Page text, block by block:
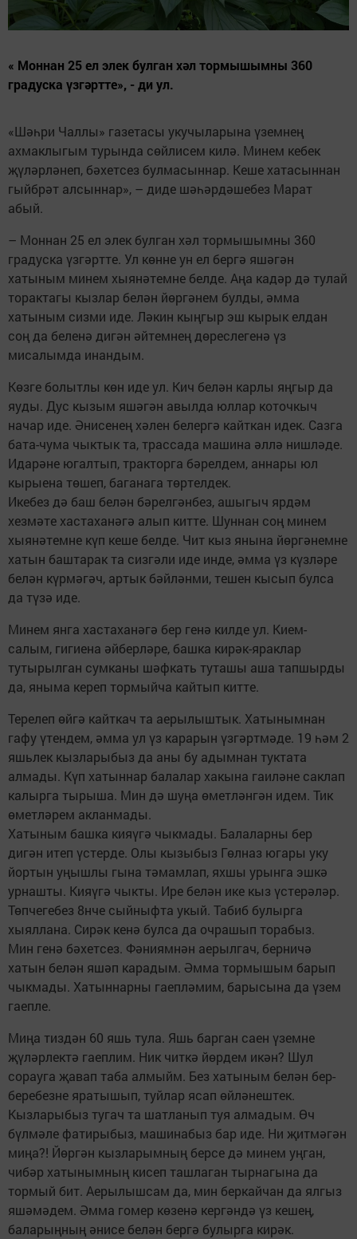
« Моннан 25 ел элек булган хәл тормышымны 360
градуска үзгәртте», - ди ул.
«Шәһри Чаллы» газетасы укучыларына үземнең
ахмаклыгым турында сөйлисем килә. Минем кебек
җүләрләнеп, бәхетсез булмасыннар. Кеше хатасыннан
гыйбрәт алсыннар», – диде шәһәрдәшебез Марат
абый.
– Моннан 25 ел элек булган хәл тормышымны 360
градуска үзгәртте. Ул көнне ун ел бергә яшәгән
хатыным минем хыянәтемне белде. Аңа кадәр дә тулай
торактагы кызлар белән йөргәнем булды, әмма
хатыным сизми иде. Ләкин кыңгыр эш кырык елдан
соң да беленә дигән әйтемнең дөреслегенә үз
мисалымда инандым.
Көзге болытлы көн иде ул. Кич белән карлы яңгыр да
яуды. Дус кызым яшәгән авылда юллар коточкыч
начар иде. Әнисенең хәлен белергә кайткан идек. Сазга
бата-чума чыктык та, трассада машина әллә нишләде.
Идарәне югалтып, тракторга бәрелдем, аннары юл
кырыена төшеп, баганага төртелдек.
Икебез дә баш белән бәрелгәнбез, ашыгыч ярдәм
хезмәте хастаханәгә алып китте. Шуннан соң минем
хыянәтемне күп кеше белде. Чит кыз янына йөргәнемне
хатын баштарак та сизгәли иде инде, әмма үз күзләре
белән күрмәгәч, артык бәйләнми, тешен кысып булса
да түзә иде.
Минем янга хастаханәгә бер генә килде ул. Кием-
салым, гигиена әйберләре, башка кирәк-яраклар
тутырылган сумканы шәфкать туташы аша тапшырды
да, яныма кереп тормыйча кайтып китте.
Терелеп өйгә кайткач та аерылыштык. Хатынымнан
гафу үтендем, әмма ул үз карарын үзгәртмәде. 19 һәм 2
яшьлек кызларыбыз да аны бу адымнан туктата
алмады. Күп хатыннар балалар хакына гаиләне саклап
калырга тырыша. Мин дә шуңа өметләнгән идем. Тик
өметләрем акланмады.
Хатыным башка кияүгә чыкмады. Балаларны бер
дигән итеп үстерде. Олы кызыбыз Гөлназ югары уку
йортын уңышлы гына тәмамлап, яхшы урынга эшкә
урнашты. Кияүгә чыкты. Ире белән ике кыз үстерәләр.
Төпчегебез 8нче сыйныфта укый. Табиб булырга
хыяллана. Сирәк кенә булса да очрашып торабыз.
Мин генә бәхетсез. Фәниямнән аерылгач, берничә
хатын белән яшәп карадым. Әмма тормышым барып
чыкмады. Хатыннарны гаепләмим, барысына да үзем
гаепле.
Миңа тиздән 60 яшь тула. Яшь барган саен үземне
җүләрлектә гаеплим. Ник читкә йөрдем икән? Шул
сорауга җавап таба алмыйм. Без хатыным белән бер-
беребезне яратышып, туйлар ясап өйләнештек.
Кызларыбыз тугач та шатланып туя алмадым. Өч
бүлмәле фатирыбыз, машинабыз бар иде. Ни җитмәгән
миңа?! Йөргән кызларымның берсе дә минем уңган,
чибәр хатынымның кисеп ташлаган тырнагына да
тормый бит. Аерылышсам да, мин беркайчан да ялгыз
яшәмәдем. Әмма гомер көзенә кергәндә үз кешең,
баларыңның әнисе белән бергә булырга кирәк.